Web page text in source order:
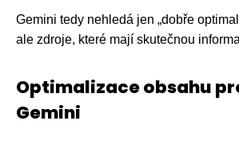
Gemini tedy nehledá jen „dobře
ale zdroje, které mají skutečnou
Optimalizace obsahu
Gemini